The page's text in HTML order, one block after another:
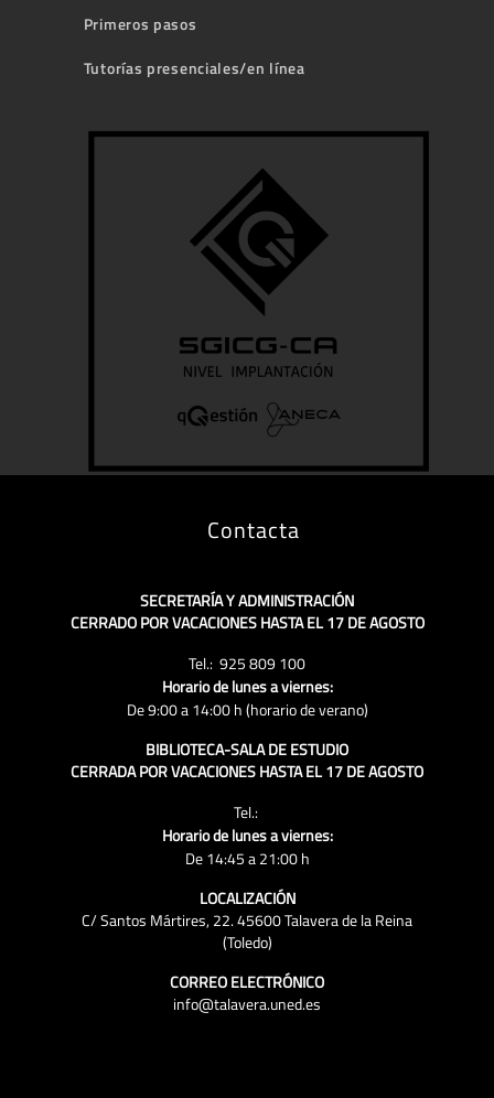
Primeros pasos
Tutorías presenciales/en línea
Contacta
SECRETARÍA Y ADMINISTRACIÓN
CERRADO POR VACACIONES HASTA EL 17 DE AGOSTO
Tel.: 925 809 100
Horario de lunes a viernes:
De 9:00 a 14:00 h (horario de verano)
BIBLIOTECA-SALA DE ESTUDIO
CERRADA POR VACACIONES HASTA EL 17 DE AGOSTO
Tel.:
Horario de lunes a viernes:
De 14:45 a 21:00 h
LOCALIZACIÓN
C/ Santos Mártires, 22. 45600 Talavera de la Reina
(Toledo)
CORREO ELECTRÓNICO
info@talavera.uned.es